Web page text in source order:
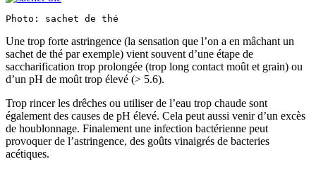
Photo: sachet de thé
Une trop forte astringence (la sensation que l’on a en mâchant un
sachet de thé par exemple) vient souvent d’une étape de
saccharification trop prolongée (trop long contact moût et grain) ou
d’un pH de moût trop élevé (> 5.6).
Trop rincer les drêches ou utiliser de l’eau trop chaude sont
également des causes de pH élevé. Cela peut aussi venir d’un excès
de houblonnage. Finalement une infection bactérienne peut
provoquer de l’astringence, des goûts vinaigrés de bacteries
acétiques.